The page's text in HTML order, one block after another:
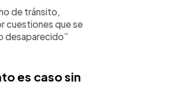
de tránsito,
cuestiones que se
desaparecido”
es caso sin